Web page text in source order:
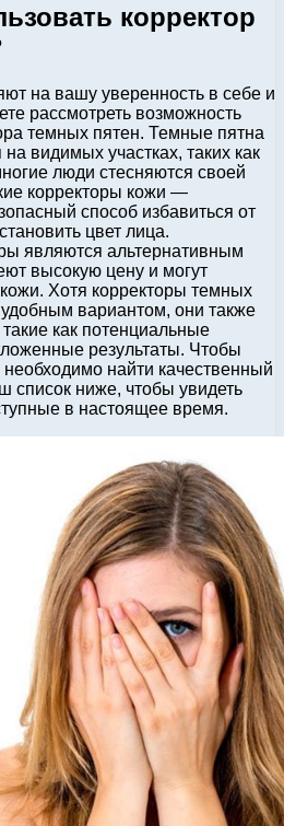
корректор
на вашу уверенность в себе и
рассмотреть возможность
темных пятен. Темные пятна
видимых участках, таких как
люди стесняются своей
корректоры кожи —
способ избавиться от
цвет лица.
являются альтернативным
высокую цену и могут
Хотя корректоры темных
вариантом, они также
как потенциальные
результаты. Чтобы
найти качественный
список ниже, чтобы увидеть
в настоящее время.